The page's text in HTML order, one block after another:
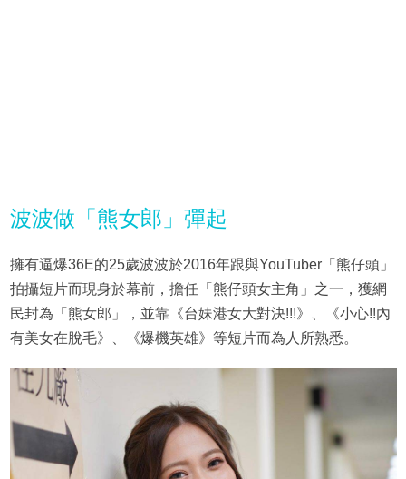
波波做「熊女郎」彈起
擁有逼爆36E的25歲波波於2016年跟與YouTuber「熊仔頭」
拍攝短片而現身於幕前，擔任「熊仔頭女主角」之一，獲網
民封為「熊女郎」，並靠《台妹港女大對決!!!》、《小心!!內
有美女在脫毛》、《爆機英雄》等短片而為人所熟悉。